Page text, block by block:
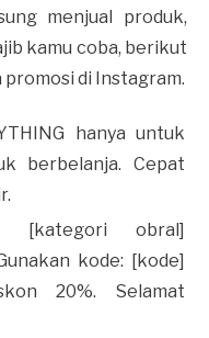
menjual produk,
kamu coba, berikut
di Instagram.
hanya untuk
berbelanja. Cepat
[kategori obral]
kode: [kode]
20%. Selamat